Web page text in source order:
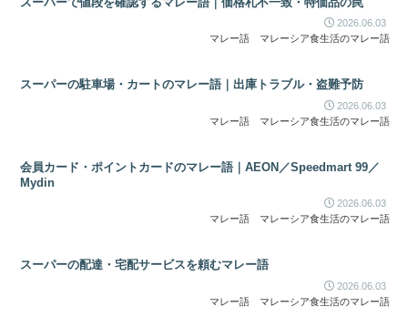
2026.06.03
マレー語
マレーシア食生活のマレー語
スーパーの駐車場・カートのマレー語｜出庫トラブル・盗難予防
2026.06.03
マレー語
マレーシア食生活のマレー語
会員カード・ポイントカードのマレー語｜AEON／Speedmart 99／
Mydin
2026.06.03
マレー語
マレーシア食生活のマレー語
スーパーの配達・宅配サービスを頼むマレー語
2026.06.03
マレー語
マレーシア食生活のマレー語